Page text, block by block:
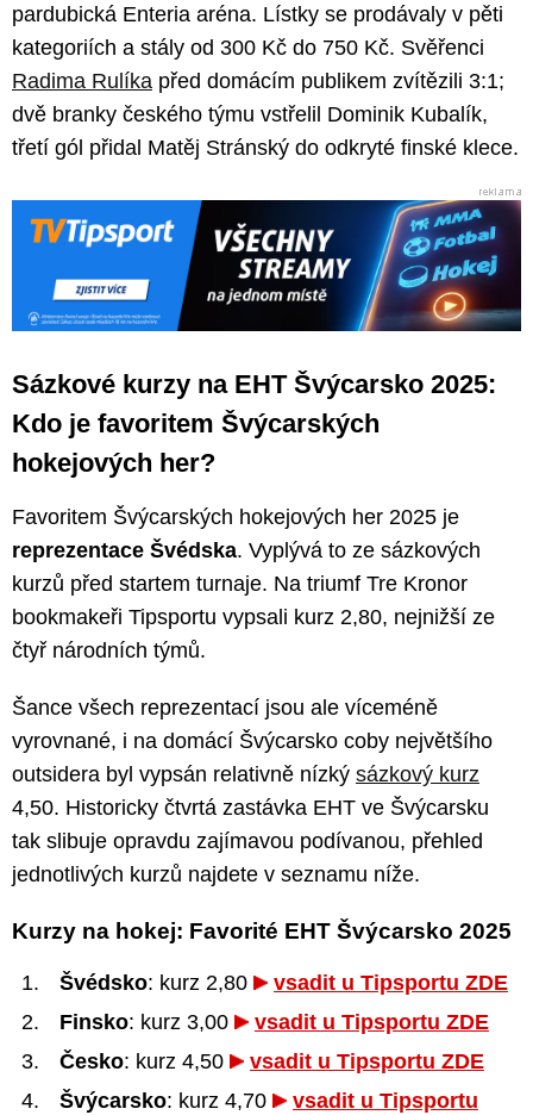
pardubická Enteria aréna. Lístky se prodávaly v pěti
kategoriích a stály od 300 Kč do 750 Kč. Svěřenci
Radima Rulíka před domácím publikem zvítězili 3:1;
dvě branky českého týmu vstřelil Dominik Kubalík,
třetí gól přidal Matěj Stránský do odkryté finské klece.
Sázkové kurzy na EHT Švýcarsko 2025:
Kdo je favoritem Švýcarských
hokejových her?
Favoritem Švýcarských hokejových her 2025 je
reprezentace Švédska. Vyplývá to ze sázkových
kurzů před startem turnaje. Na triumf Tre Kronor
bookmakeři Tipsportu vypsali kurz 2,80, nejnižší ze
čtyř národních týmů.
Šance všech reprezentací jsou ale víceméně
vyrovnané, i na domácí Švýcarsko coby největšího
outsidera byl vypsán relativně nízký sázkový kurz
4,50. Historicky čtvrtá zastávka EHT ve Švýcarsku
tak slibuje opravdu zajímavou podívanou, přehled
jednotlivých kurzů najdete v seznamu níže.
Kurzy na hokej: Favorité EHT Švýcarsko 2025
Švédsko: kurz 2,80
vsadit u Tipsportu ZDE
Finsko: kurz 3,00
vsadit u Tipsportu ZDE
Česko: kurz 4,50
vsadit u Tipsportu ZDE
Švýcarsko: kurz 4,70
vsadit u Tipsportu